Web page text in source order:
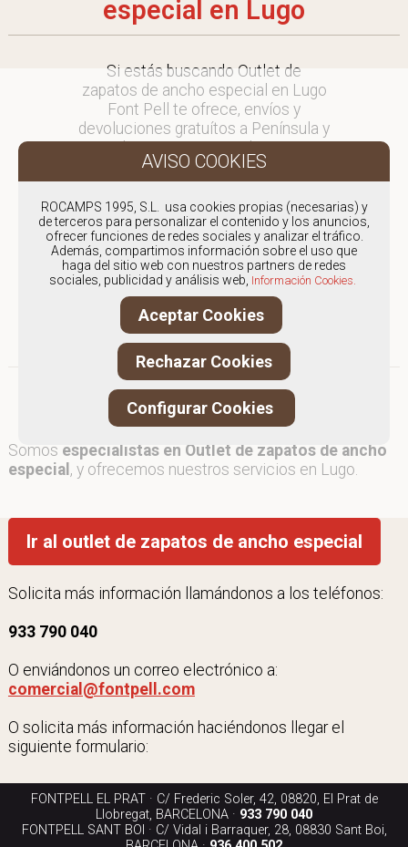
especial en Lugo
Si estás buscando Outlet de
zapatos de ancho especial en Lugo
Font Pell te ofrece, envíos y
devoluciones gratuítos a Península y
consultar
en comercial@fontpell.com.
Los envíos a Lugo gestionados
entre semana se entregarán en
menos de 48 horas; los pedidos
realizados en fin de semana, el
producto se enviará a partir del
lunes.
Somos especialistas en Outlet de zapatos de ancho
especial , y ofrecemos nuestros servicios en Lugo.
Ir al outlet de zapatos de ancho especial
Solicita más información llamándonos a los teléfonos:
933 790 040
O enviándonos un correo electrónico a:
comercial@fontpell.com
O solicita más información haciéndonos llegar el
siguiente formulario:
FONTPELL EL PRAT · C/ Frederic Soler, 42, 08820, El Prat de
Llobregat, BARCELONA · 933 790 040
FONTPELL SANT BOI · C/ Vidal i Barraquer, 28, 08830 Sant Boi,
ROCAMPS 1995, S.L. usa cookies propias (necesarias) y
de terceros para personalizar el contenido y los anuncios,
ofrecer funciones de redes sociales y analizar el tráfico.
Además, compartimos información sobre el uso que
haga del sitio web con nuestros partners de redes
sociales, publicidad y análisis web, Información Cookies.
Aceptar Cookies
Rechazar Cookies
Configurar Cookies